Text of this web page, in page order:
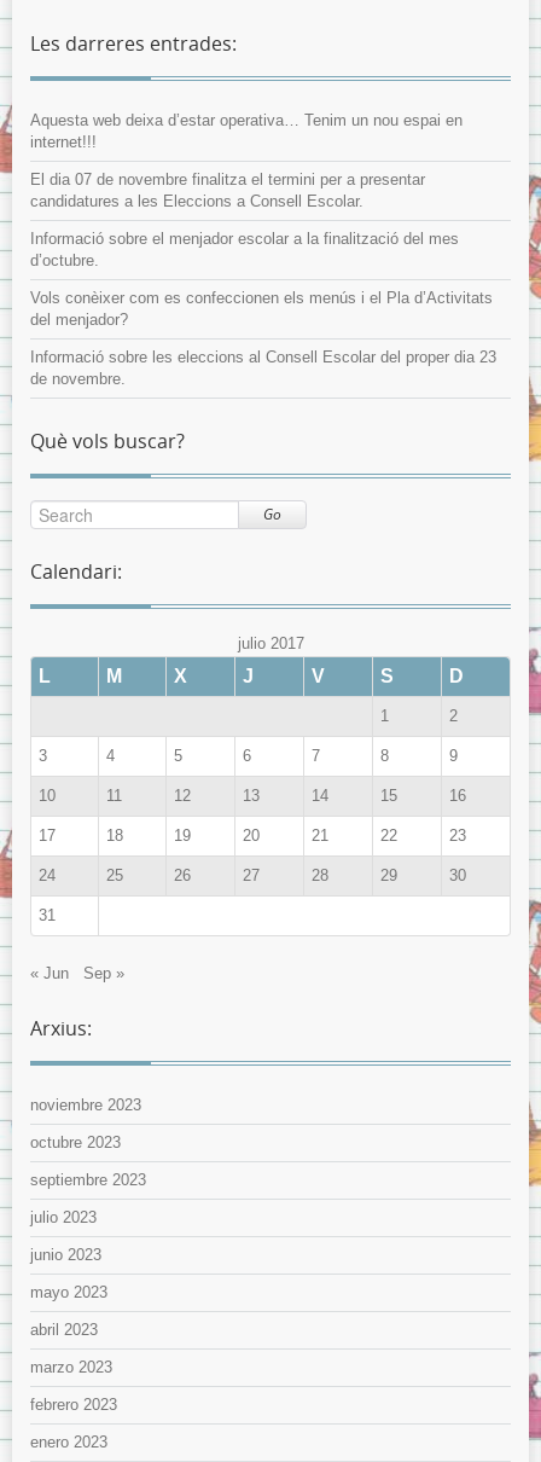
Les darreres entrades:
Aquesta web deixa d’estar operativa… Tenim un nou espai en
internet!!!
El dia 07 de novembre finalitza el termini per a presentar
candidatures a les Eleccions a Consell Escolar.
Informació sobre el menjador escolar a la finalització del mes
d’octubre.
Vols conèixer com es confeccionen els menús i el Pla d’Activitats
del menjador?
Informació sobre les eleccions al Consell Escolar del proper dia 23
de novembre.
Què vols buscar?
Go
Calendari:
julio 2017
L M X J V S D
1 2
3 4 5 6 7 8 9
10 11 12 13 14 15 16
17 18 19 20 21 22 23
24 25 26 27 28 29 30
31
« Jun Sep »
Arxius:
noviembre 2023
octubre 2023
septiembre 2023
julio 2023
junio 2023
mayo 2023
abril 2023
marzo 2023
febrero 2023
enero 2023